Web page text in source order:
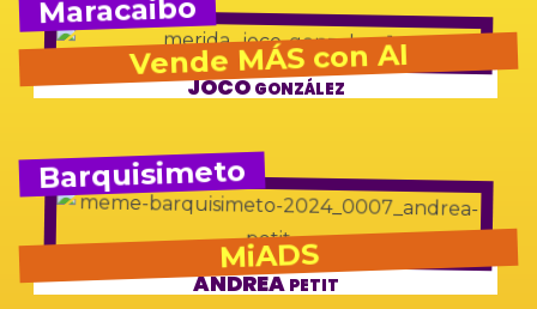
Maracaibo
Vende MÁS con AI
JOCOGONZÁLEZ
Barquisimeto
MiADS
ANDREAPETIT